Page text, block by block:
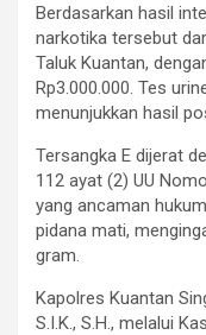
Berdasarkan hasil
narkotika tersebut
Taluk Kuantan,
Rp3.000.000. Tes
menunjukkan hasil
Tersangka E dijerat
112 ayat (2) UU
yang ancaman
pidana mati,
gram.
Kapolres Kuantan
S.I.K., S.H., melalui